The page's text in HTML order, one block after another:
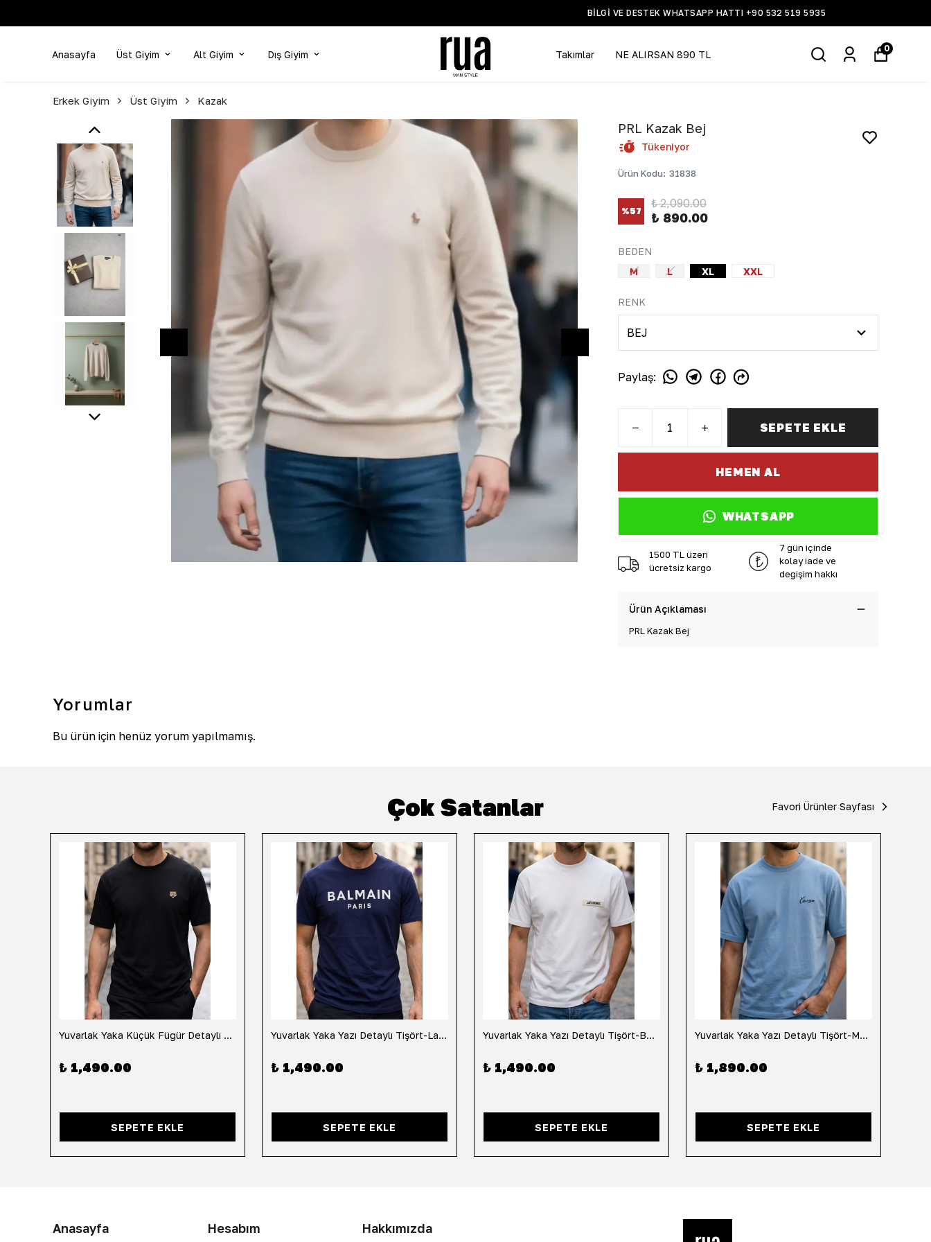
Anasayfa Üst Giyim Alt Giyim Dış Giyim Takımlar NE ALIRSAN 890 TL
0
Erkek Giyim Üst Giyim Kazak
PRL Kazak Bej
Tükeniyor
Ürün Kodu: 31838
%57
₺ 2,090.00
₺ 890.00
BEDEN
M
L XL XXL
RENK
Paylaş:
SEPETE EKLE
HEMEN AL
WHATSAPP
1500 TL üzeri
ücretsiz kargo
7 gün içinde
kolay iade ve
değişim hakkı
Ürün Açıklaması
PRL Kazak Bej
Yorumlar
Bu ürün için henüz yorum yapılmamış.
Çok Satanlar Favori Ürünler Sayfası
Yuvarlak Yaka Küçük Fügür Detaylı Tişört-Siyah
₺ 1,490.00
SEPETE EKLE
Yuvarlak Yaka Yazı Detaylı Tişört-Lacivert
₺ 1,490.00
SEPETE EKLE
Yuvarlak Yaka Yazı Detaylı Tişört-Beyaz
₺ 1,490.00
SEPETE EKLE
Yuvarlak Yaka Yazı Detaylı Tişört-Mavi
₺ 1,890.00
SEPETE EKLE
Anasayfa Hesabım Hakkımızda